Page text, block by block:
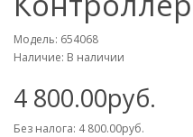
Модель: 654068
Наличие: В наличии
4 800.00руб.
Без налога: 4 800.00руб.